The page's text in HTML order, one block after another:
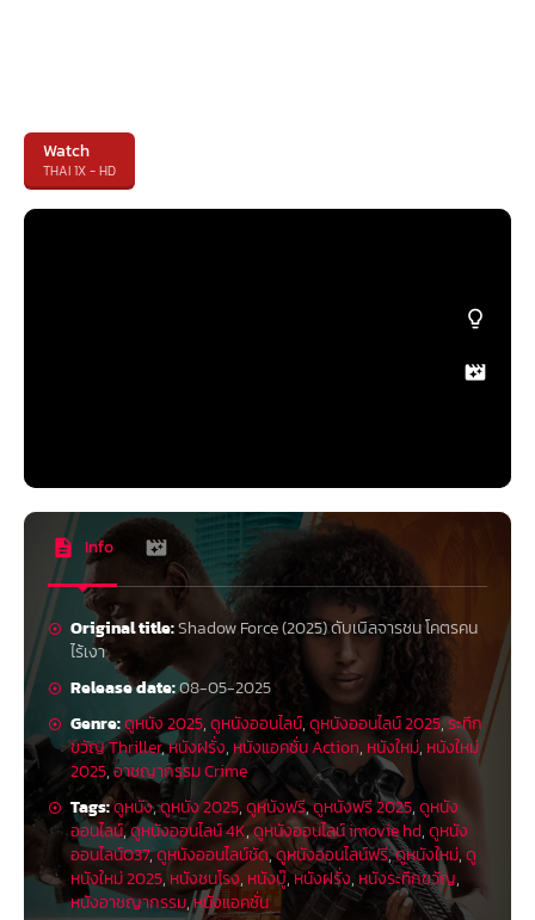
Watch
THAI 1X - HD
Info
Original title:Shadow Force (2025) ดับเบิลจารชน โคตรคน
ไร้เงา
Release date:08-05-2025
Genre:ดูหนัง 2025,ดูหนังออนไลน์,ดูหนังออนไลน์ 2025,ระทึก
ขวัญ Thriller,หนังฝรั่ง,หนังแอคชั่น Action, หนังใหม่, หนังใหม่
2025,อาชญากรรม Crime
Tags:ดูหนัง,ดูหนัง 2025,ดูหนังฟรี,ดูหนังฟรี 2025,ดูหนัง
ออนไลน์,ดูหนังออนไลน์ 4K,ดูหนังออนไลน์ imovie hd,ดูหนัง
ออนไลน์037,ดูหนังออนไลน์ชัด,ดูหนังออนไลน์ฟรี,ดูหนังใหม่,ดู
หนังใหม่ 2025,หนังชนโรง, หนังบู๊,หนังฝรั่ง, หนังระทึกขวัญ,
หนังอาชญากรรม,หนังแอคชั่น